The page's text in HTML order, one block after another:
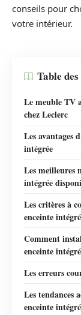
conseils pour
votre intérieur.
Table
Le meuble TV
chez Leclerc
Les avantages
intégrée
Les meilleures
intégrée
Les critères à
enceinte
Comment
enceinte
Les erreurs
Les tendances
enceinte